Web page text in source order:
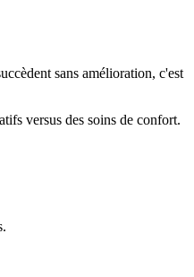
sans amélioration, c'est
versus des soins de confort.